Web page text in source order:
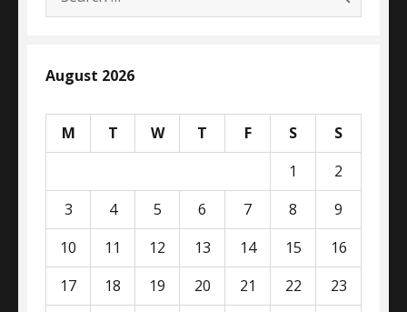
for:
August 2026
M T W T F S
S
1
2
3
4 5 6 7 8
9
10
11 12 13 14 15
16
17
18 19 20 21 22
23